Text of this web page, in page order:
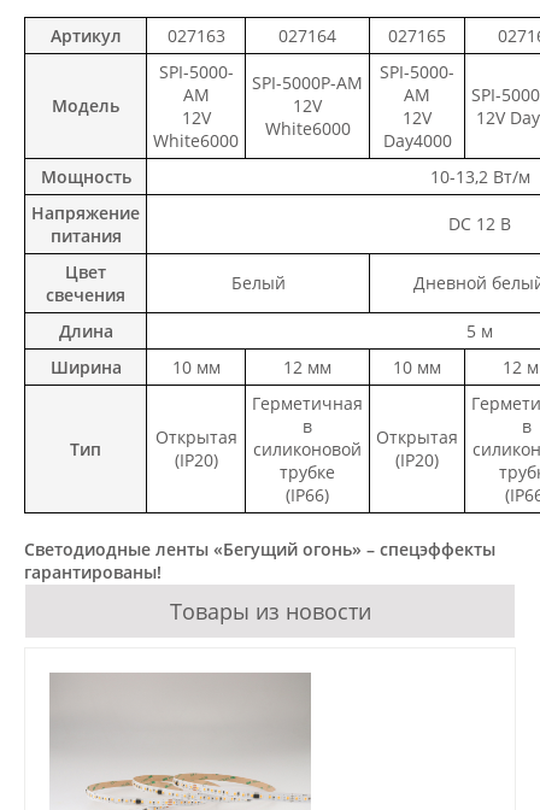
Артикул 027163 027164 027165
Модель
SPI-5000-
AM
12V
White6000
SPI-5000P-AM
12V
White6000
SPI-5000-
AM
12V
Day4000
SPI-
12V
Мощность
10-13,2 Вт/м
Напряжение
питания
DC 12 В
Цвет
свечения
Белый Дневной
Длина
5 м
Ширина
10 мм 12 мм 10 мм 12
Тип
Открытая
(IP20)
Герметичная
в
силиконовой
трубке
(IP66)
Открытая
(IP20)
в
Светодиодные ленты «Бегущий огонь» – спецэффекты
гарантированы!
Товары из новости